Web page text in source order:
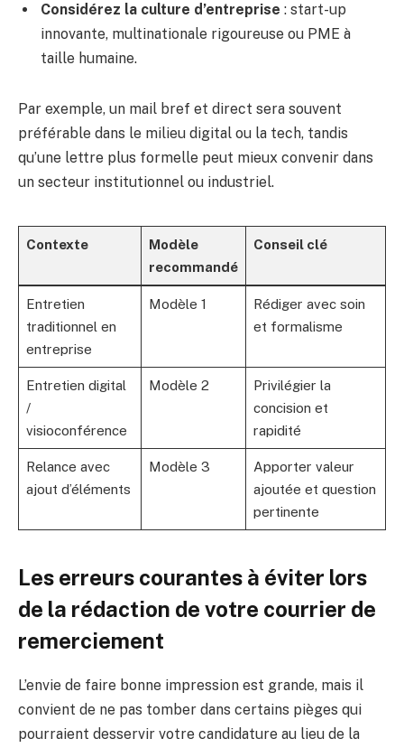
Considérez la culture d’entreprise : start-up
innovante, multinationale rigoureuse ou PME à
taille humaine.
Par exemple, un mail bref et direct sera souvent
préférable dans le milieu digital ou la tech, tandis
qu’une lettre plus formelle peut mieux convenir dans
un secteur institutionnel ou industriel.
Contexte
Modèle
recommandé
Conseil clé
Entretien
traditionnel en
entreprise
Modèle 1
Rédiger avec soin
et formalisme
Entretien digital
/
visioconférence
Modèle 2
Privilégier la
concision et
rapidité
Relance avec
ajout d’éléments
Modèle 3
Apporter valeur
ajoutée et question
pertinente
Les erreurs courantes à éviter lors
de la rédaction de votre courrier de
remerciement
L’envie de faire bonne impression est grande, mais il
convient de ne pas tomber dans certains pièges qui
pourraient desservir votre candidature au lieu de la